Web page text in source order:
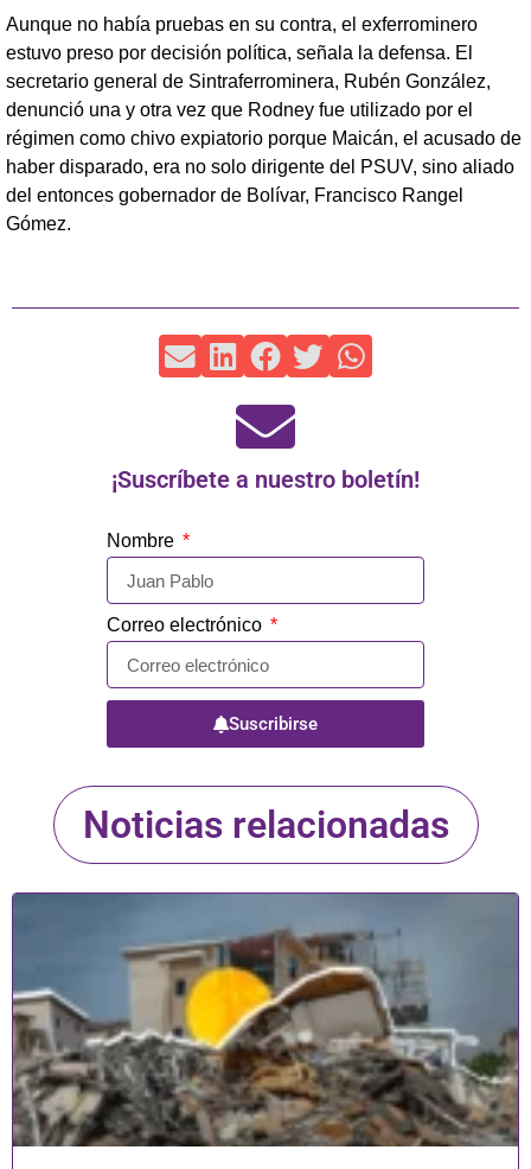
Aunque no había pruebas en su contra, el exferrominero
estuvo preso por decisión política, señala la defensa. El
secretario general de Sintraferrominera, Rubén González,
denunció una y otra vez que Rodney fue utilizado por el
régimen como chivo expiatorio porque Maicán, el acusado de
haber disparado, era no solo dirigente del PSUV, sino aliado
del entonces gobernador de Bolívar, Francisco Rangel
Gómez.
¡Suscríbete a nuestro boletín!
Nombre
Correo electrónico
Suscribirse
Noticias relacionadas